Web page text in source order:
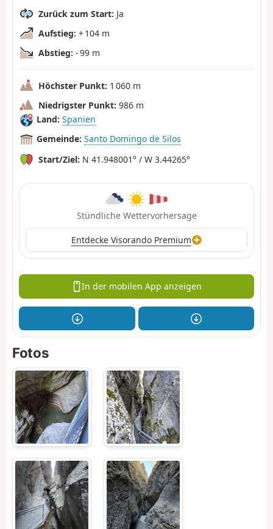
Zurück zum Start: Ja
Aufstieg: + 104 m
Abstieg: - 99 m
Höchster Punkt: 1 060 m
Niedrigster Punkt: 986 m
Land: Spanien
Gemeinde: Santo Domingo de Silos
Start/Ziel: N 41.948001° / W 3.44265°
Stündliche Wettervorhersage
Entdecke Visorando Premium
In der mobilen App anzeigen
Fotos